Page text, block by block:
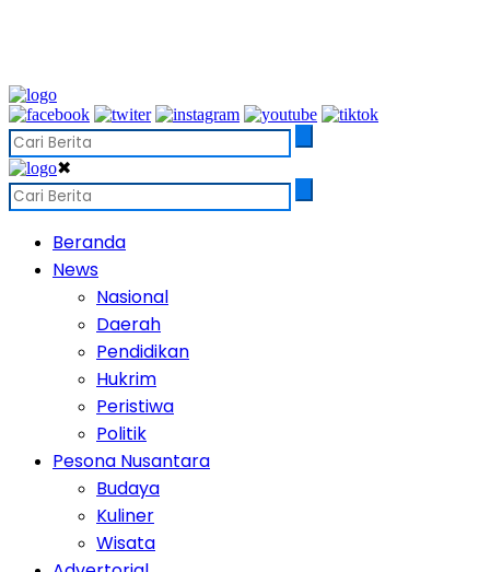
✖
Beranda
News
Nasional
Daerah
Pendidikan
Hukrim
Peristiwa
Politik
Pesona Nusantara
Budaya
Kuliner
Wisata